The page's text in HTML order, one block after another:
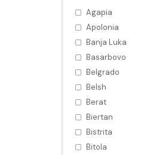
Agapia
Apolonia
Banja Luka
Basarbovo
Belgrado
Belsh
Berat
Biertan
Bistrita
Bitola